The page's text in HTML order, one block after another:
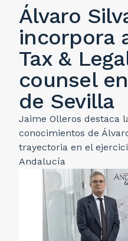
Álvaro
incorpora
Tax &
counsel
de Sevilla
Jaime Olleros destaca
conocimientos de
trayectoria en el
Andalucía